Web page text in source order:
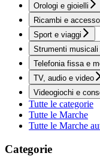
Orologi e gioielli
Ricambi e
Sport e viaggi
Strumenti musicali
Telefonia fissa e
TV, audio e video
Videogiochi e
Tutte le categorie
Tutte le Marche
Tutte le Marche
Categorie